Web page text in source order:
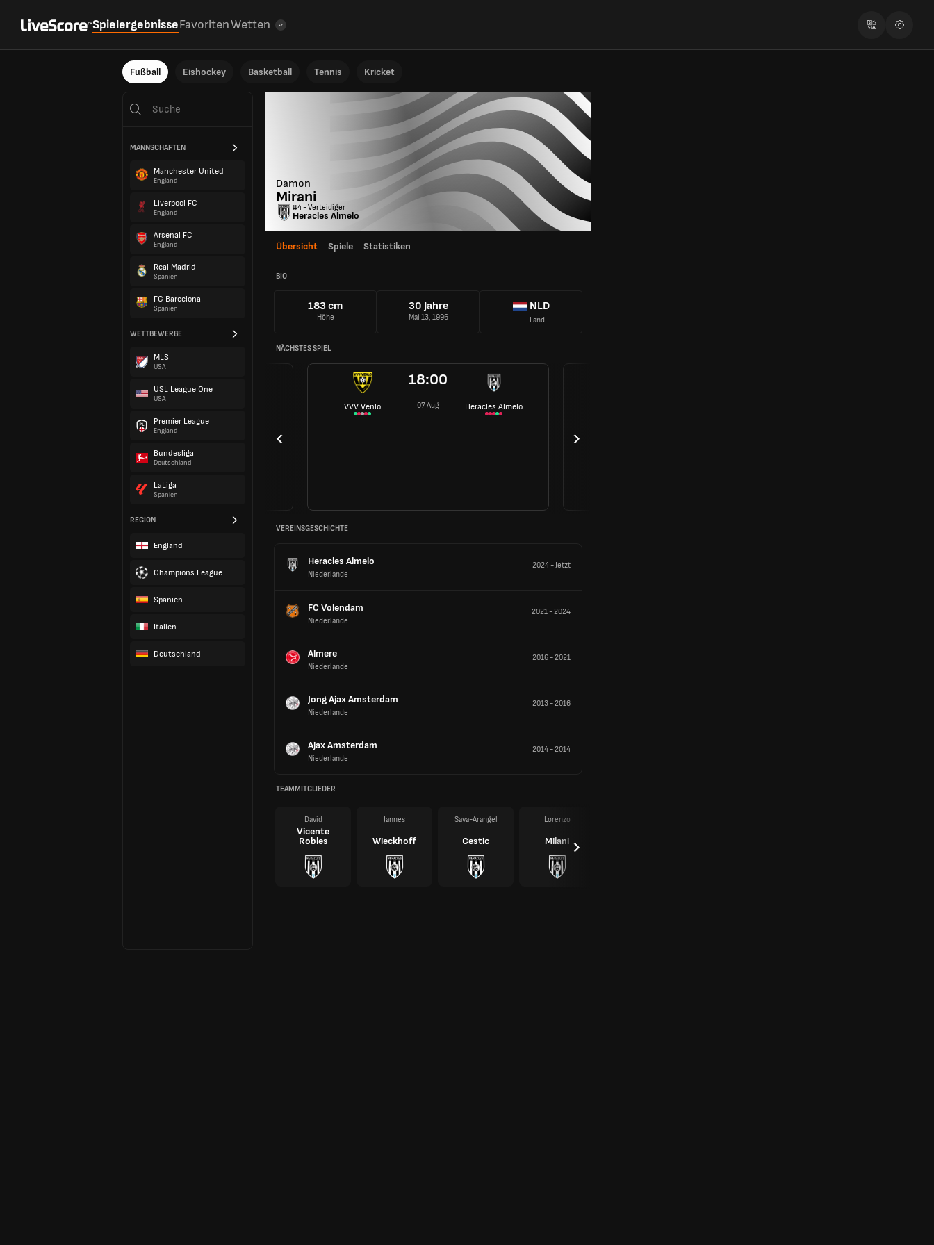
SpielergebnisseFavoritenWetten
Fußball Eishockey Basketball Tennis Kricket
MANNSCHAFTEN
Manchester United
England
Liverpool FC
England
Arsenal FC
England
Real Madrid
Spanien
FC Barcelona
Spanien
WETTBEWERBE
MLS
USA
USL League One
USA
Premier League
England
Bundesliga
Deutschland
LaLiga
Spanien
REGION
England
Champions League
Spanien
Italien
Deutschland
Damon
Mirani
#4 - Verteidiger
Heracles Almelo
Übersicht Spiele Statistiken
BIO
183 cm
Höhe
30 Jahre
Mai 13, 1996
NLD
Land
NÄCHSTES SPIEL
VVV Venlo
18:00
07 Aug Heracles Almelo
VEREINSGESCHICHTE
Heracles Almelo
Niederlande
2024-Jetzt
FC Volendam
Niederlande
2021-2024
Almere
Niederlande
2016-2021
Jong Ajax Amsterdam
Niederlande
2013-2016
Ajax Amsterdam
Niederlande
2014-2014
TEAMMITGLIEDER
David
Vicente
Robles
Jannes
Wieckhoff
Sava-Arangel
Cestic
Lorenzo
Milani